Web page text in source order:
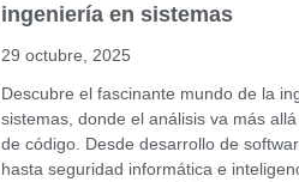
ingeniería en sistemas
29 octubre, 2025
Descubre el fascinante mundo de la
sistemas, donde el análisis va más
de código. Desde desarrollo de
hasta seguridad informática e